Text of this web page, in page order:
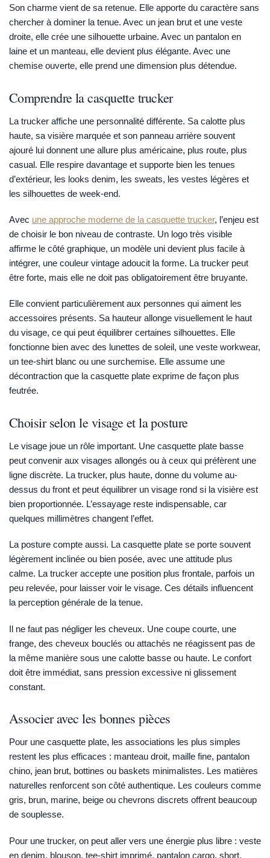
Son charme vient de sa retenue. Elle apporte du caractère sans
chercher à dominer la tenue. Avec un jean brut et une veste
droite, elle crée une silhouette urbaine. Avec un pantalon en
laine et un manteau, elle devient plus élégante. Avec une
chemise ouverte, elle prend une dimension plus détendue.
Comprendre la casquette trucker
La trucker affiche une personnalité différente. Sa calotte plus
haute, sa visière marquée et son panneau arrière souvent
ajouré lui donnent une allure plus américaine, plus route, plus
casual. Elle respire davantage et supporte bien les tenues
d’extérieur, les looks denim, les sweats, les vestes légères et
les silhouettes de week-end.
Avec une approche moderne de la casquette trucker, l’enjeu est
de choisir le bon niveau de contraste. Un logo très visible
affirme le côté graphique, un modèle uni devient plus facile à
intégrer, une couleur vintage adoucit la forme. La trucker peut
être forte, mais elle ne doit pas obligatoirement être bruyante.
Elle convient particulièrement aux personnes qui aiment les
accessoires présents. Sa hauteur allonge visuellement le haut
du visage, ce qui peut équilibrer certaines silhouettes. Elle
fonctionne bien avec des lunettes de soleil, une veste workwear,
un tee-shirt blanc ou une surchemise. Elle assume une
décontraction que la casquette plate exprime de façon plus
feutrée.
Choisir selon le visage et la posture
Le visage joue un rôle important. Une casquette plate basse
peut convenir aux visages allongés ou à ceux qui préfèrent une
ligne discrète. La trucker, plus haute, donne du volume au-
dessus du front et peut équilibrer un visage rond si la visière est
bien proportionnée. L’essayage reste indispensable, car
quelques millimètres changent l’effet.
La posture compte aussi. La casquette plate se porte souvent
légèrement inclinée ou bien posée, avec une attitude plus
calme. La trucker accepte une position plus frontale, parfois un
peu relevée, pour laisser voir le visage. Ces détails influencent
la perception générale de la tenue.
Il ne faut pas négliger les cheveux. Une coupe courte, une
frange, des cheveux bouclés ou attachés ne réagissent pas de
la même manière sous une calotte basse ou haute. Le confort
doit être immédiat, sans pression excessive ni glissement
constant.
Associer avec les bonnes pièces
Pour une casquette plate, les associations les plus simples
restent les plus efficaces : manteau droit, maille fine, pantalon
chino, jean brut, bottines ou baskets minimalistes. Les matières
naturelles renforcent son côté authentique. Les couleurs comme
gris, brun, marine, beige ou chevrons discrets offrent beaucoup
de souplesse.
Pour une trucker, on peut aller vers une énergie plus libre : veste
en denim, blouson, tee-shirt imprimé, pantalon cargo, short,